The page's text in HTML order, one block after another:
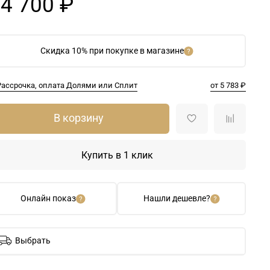
Скидка 10% при покупке в магазине
оплата Долями или Сплит от 5 783 ₽
700 ₽
Онлайн показ Нашли дешевле?
В корзину
Купить в 1 клик
Выбрать